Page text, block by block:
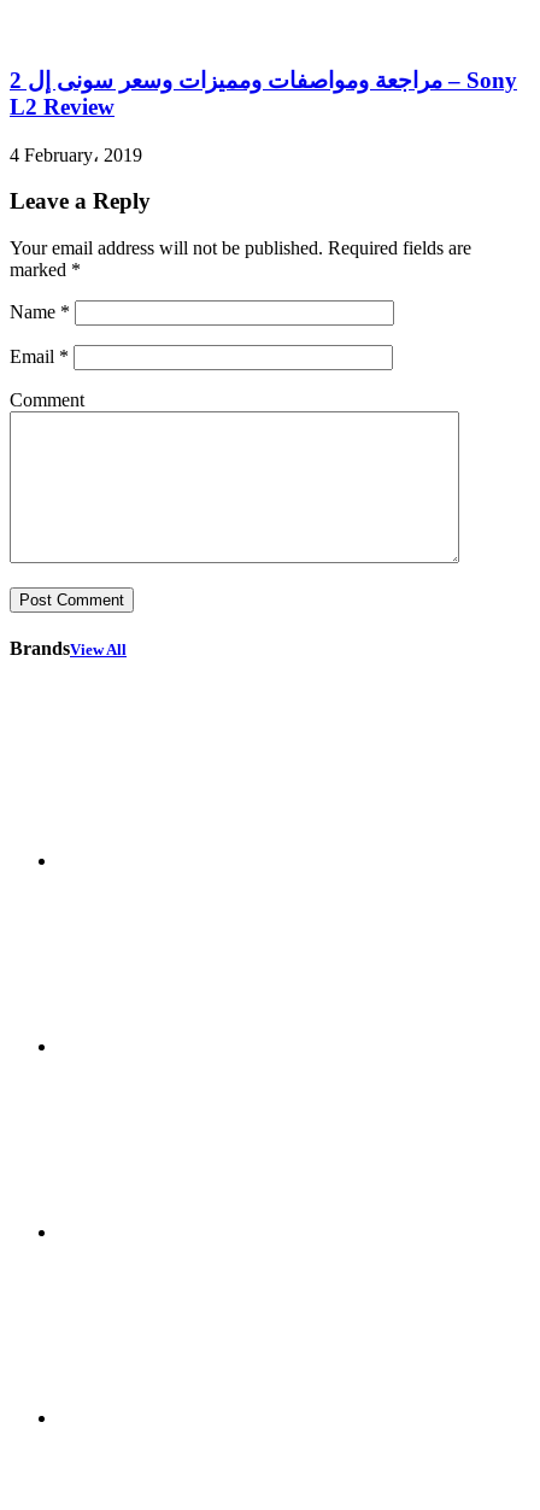
مراجعة ومواصفات ومميزات وسعر سونى إل 2 – Sony
L2 Review
4 February، 2019
Leave a Reply
Your email address will not be published. Required fields are
marked *
Name *
Email *
Comment
BrandsView All